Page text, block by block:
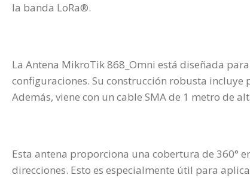
la banda LoRa®.
La Antena MikroTik 868_Omni está diseñada
configuraciones. Su construcción robusta
Además, viene con un cable SMA de 1 metro de
Esta antena proporciona una cobertura de 360°
direcciones. Esto es especialmente útil para